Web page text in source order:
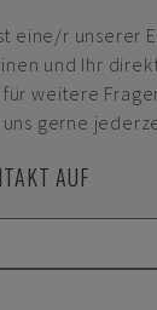
eine/r unserer
und Ihr
weitere
gerne
AUF